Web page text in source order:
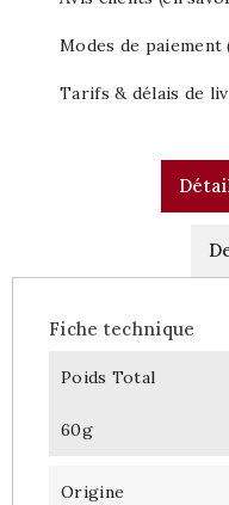
Modes de paiement
Tarifs & délais de
Fiche technique
Poids Total
60g
Origine